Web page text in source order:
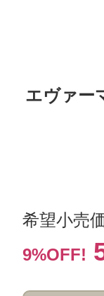
エヴァー
希望小売
9%OFF!